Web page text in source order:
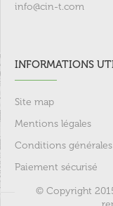
info@cin-t.com
INFORMATIONS
Site map
Mentions légales
Conditions
Paiement sécurisé
© Copyright